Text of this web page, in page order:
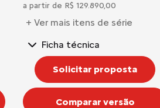
a partir de R$ 129.890,00
+ Ver mais itens de série
Ficha técnica
Solicitar proposta
Comparar versão